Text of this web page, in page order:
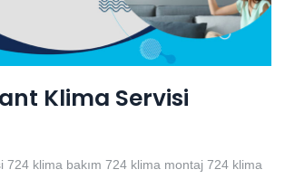
Klima Servisi
724 klima bakım 724 klima montaj 724 klima